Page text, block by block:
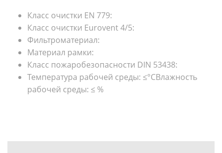
Класс очистки EN 779:
Класс очистки Eurovent 4/5:
Фильтроматериал:
Материал рамки:
Класс пожаробезопасности DIN 53438:
Температура рабочей среды: ≤°СВлажность
рабочей среды: ≤ %